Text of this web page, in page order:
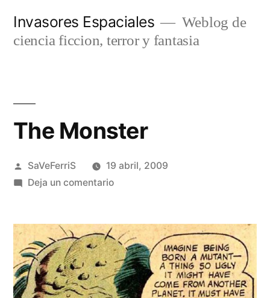
Invasores Espaciales
Weblog de
ciencia ficcion, terror y fantasia
The Monster
Publicado
por
SaVeFerriS
19 abril, 2009
Deja un comentarioen